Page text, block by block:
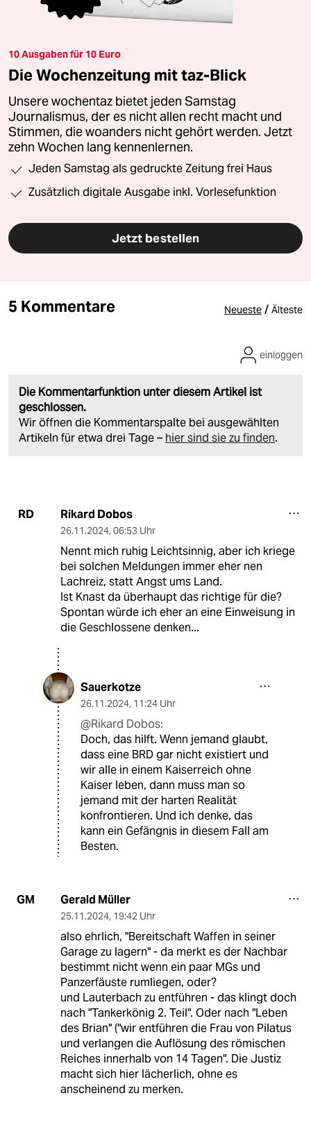
10 Ausgaben für 10 Euro
Die Wochenzeitung mit taz-Blick
Unsere wochentaz bietet jeden Samstag
Journalismus, der es nicht allen recht macht und
Stimmen, die woanders nicht gehört werden. Jetzt
zehn Wochen lang kennenlernen.
Jeden Samstag als gedruckte Zeitung frei Haus
Zusätzlich digitale Ausgabe inkl. Vorlesefunktion
Jetzt bestellen
5 Kommentare Neueste / Älteste
Die Kommentarfunktion unter diesem Artikel ist
geschlossen.
Wir öffnen die Kommentarspalte bei ausgewählten
Artikeln für etwa drei Tage – hier sind sie zu finden.
einloggen
RD Rikard Dobos
26.11.2024, 06:53 Uhr
Nennt mich ruhig Leichtsinnig, aber ich kriege
bei solchen Meldungen immer eher nen
Lachreiz, statt Angst ums Land.
Ist Knast da überhaupt das richtige für die?
Spontan würde ich eher an eine Einweisung in
die Geschlossene denken...
Sauerkotze
26.11.2024, 11:24 Uhr
@Rikard Dobos:
Doch, das hilft. Wenn jemand glaubt,
dass eine BRD gar nicht existiert und
wir alle in einem Kaiserreich ohne
Kaiser leben, dann muss man so
jemand mit der harten Realität
konfrontieren. Und ich denke, das
kann ein Gefängnis in diesem Fall am
Besten.
GM Gerald Müller
25.11.2024, 19:42 Uhr
also ehrlich, "Bereitschaft Waffen in seiner
Garage zu lagern" - da merkt es der Nachbar
bestimmt nicht wenn ein paar MGs und
Panzerfäuste rumliegen, oder?
und Lauterbach zu entführen - das klingt doch
nach "Tankerkönig 2. Teil". Oder nach "Leben
des Brian" ("wir entführen die Frau von Pilatus
und verlangen die Auflösung des römischen
Reiches innerhalb von 14 Tagen". Die Justiz
macht sich hier lächerlich, ohne es
anscheinend zu merken.